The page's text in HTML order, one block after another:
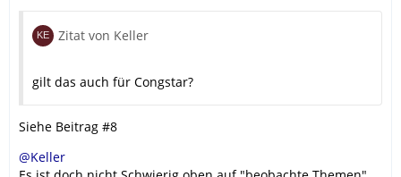
Zitat von Keller
gilt das auch für Congstar?
Siehe Beitrag #8
@Keller